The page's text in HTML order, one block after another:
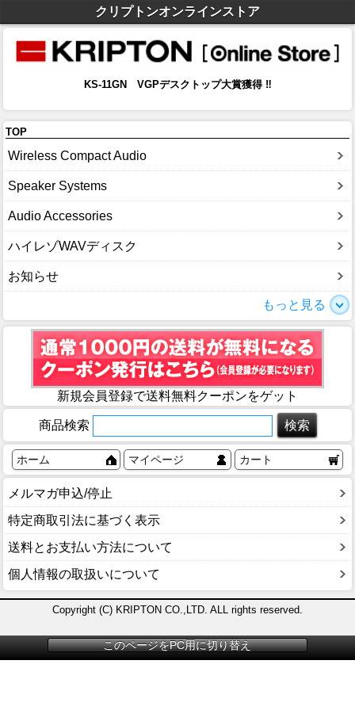
クリプトンオンラインストア
KS-11GN VGPデスクトップ大賞獲得 ‼
TOP
Wireless Compact Audio
Speaker Systems
Audio Accessories
ハイレゾWAVディスク
お知らせ
もっと見る
新規会員登録で送料無料クーポンをゲット
商品検索
ホーム マイページ カート
メルマガ申込/停止
特定商取引法に基づく表示
送料とお支払い方法について
個人情報の取扱いについて
Copyright (C) KRIPTON CO.,LTD. ALL rights reserved.
このページをPC用に切り替え